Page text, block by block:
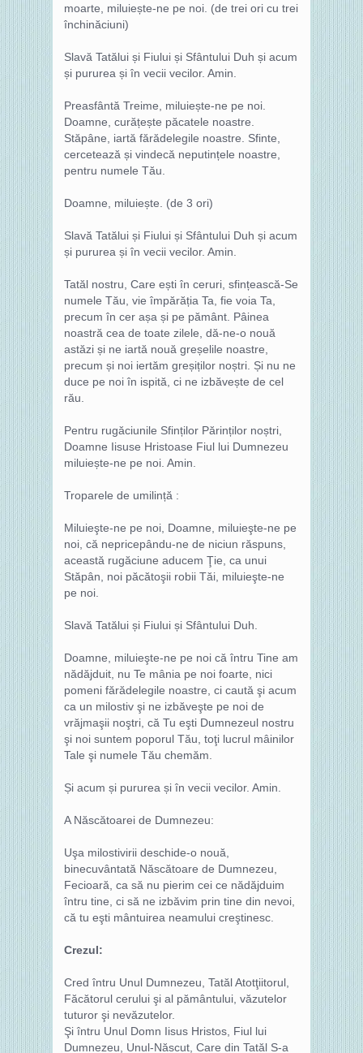
moarte, miluiește-ne pe noi. (de trei ori cu trei
închinăciuni)
Slavă Tatălui și Fiului și Sfântului Duh și acum
și pururea și în vecii vecilor. Amin.
Preasfântă Treime, miluiește-ne pe noi.
Doamne, curățește păcatele noastre.
Stăpâne, iartă fărădelegile noastre. Sfinte,
cercetează și vindecă neputințele noastre,
pentru numele Tău.
Doamne, miluiește. (de 3 ori)
Slavă Tatălui și Fiului și Sfântului Duh și acum
și pururea și în vecii vecilor. Amin.
Tatăl nostru, Care ești în ceruri, sfințească-Se
numele Tău, vie împărăția Ta, fie voia Ta,
precum în cer așa și pe pământ. Pâinea
noastră cea de toate zilele, dă-ne-o nouă
astăzi și ne iartă nouă greșelile noastre,
precum și noi iertăm greșiților noștri. Și nu ne
duce pe noi în ispită, ci ne izbăvește de cel
rău.
Pentru rugăciunile Sfinților Părinților noștri,
Doamne Iisuse Hristoase Fiul lui Dumnezeu
miluiește-ne pe noi. Amin.
Troparele de umilință :
Miluieşte-ne pe noi, Doamne, miluieşte-ne pe
noi, că nepricepându-ne de niciun răspuns,
această rugăciune aducem Ţie, ca unui
Stăpân, noi păcătoşii robii Tăi, miluieşte-ne
pe noi.
Slavă Tatălui și Fiului și Sfântului Duh.
Doamne, miluieşte-ne pe noi că întru Tine am
nădăjduit, nu Te mânia pe noi foarte, nici
pomeni fărădelegile noastre, ci caută şi acum
ca un milostiv şi ne izbăveşte pe noi de
vrăjmaşii noştri, că Tu eşti Dumnezeul nostru
şi noi suntem poporul Tău, toţi lucrul mâinilor
Tale şi numele Tău chemăm.
Și acum și pururea și în vecii vecilor. Amin.
A Născătoarei de Dumnezeu:
Uşa milostivirii deschide-o nouă,
binecuvântată Născătoare de Dumnezeu,
Fecioară, ca să nu pierim cei ce nădăjduim
întru tine, ci să ne izbăvim prin tine din nevoi,
că tu eşti mântuirea neamului creştinesc.
Crezul:
Cred întru Unul Dumnezeu, Tatăl Atotţiitorul,
Făcătorul cerului şi al pământului, văzutelor
tuturor şi nevăzutelor.
Şi întru Unul Domn Iisus Hristos, Fiul lui
Dumnezeu, Unul-Născut, Care din Tatăl S-a